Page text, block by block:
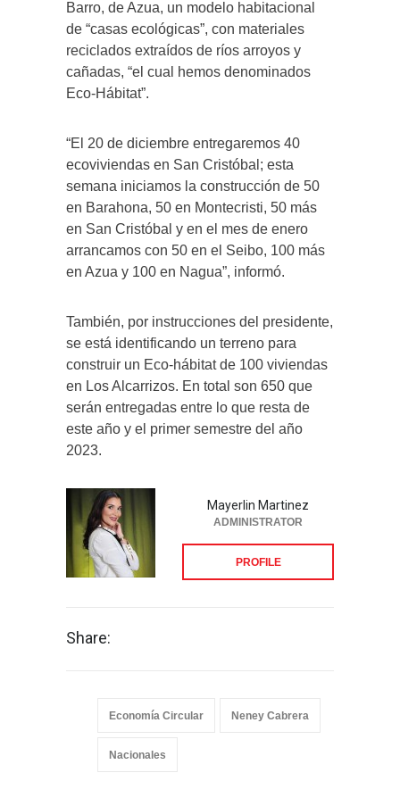
Barro, de Azua, un modelo habitacional
de “casas ecológicas”, con materiales
reciclados extraídos de ríos arroyos y
cañadas, “el cual hemos denominados
Eco-Hábitat”.
“El 20 de diciembre entregaremos 40
ecoviviendas en San Cristóbal; esta
semana iniciamos la construcción de 50
en Barahona, 50 en Montecristi, 50 más
en San Cristóbal y en el mes de enero
arrancamos con 50 en el Seibo, 100 más
en Azua y 100 en Nagua”, informó.
También, por instrucciones del presidente,
se está identificando un terreno para
construir un Eco-hábitat de 100 viviendas
en Los Alcarrizos. En total son 650 que
serán entregadas entre lo que resta de
este año y el primer semestre del año
2023.
Mayerlin Martinez
ADMINISTRATOR
PROFILE
Share:
Economía Circular Neney Cabrera
Nacionales